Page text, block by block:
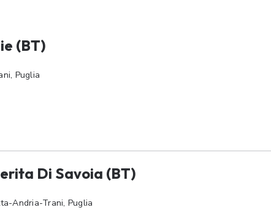
(BT)
Puglia
Di Savoia (BT)
Andria-Trani, Puglia